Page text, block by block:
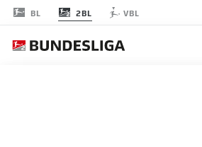
BL 2BL VBL